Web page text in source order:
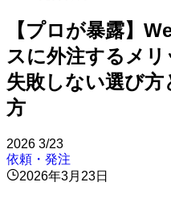
【プロが暴露】
スに外注するメリ
失敗しない選び方
方
2026 3/23
依頼・発注
2026年3月23日